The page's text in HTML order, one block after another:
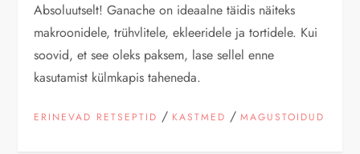
Absoluutselt! Ganache on ideaalne täidis näiteks
makroonidele, trühvlitele, ekleeridele ja tortidele. Kui
soovid, et see oleks paksem, lase sellel enne
kasutamist külmkapis taheneda.
ERINEVAD RETSEPTID / KASTMED /MAGUSTOIDUD